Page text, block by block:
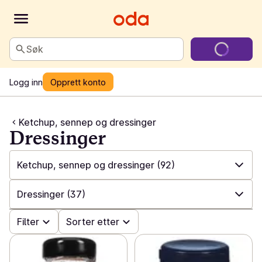
Søk
Logg inn Opprett konto
Ketchup, sennep og dressinger
Dressinger
Ketchup, sennep og dressinger (92)
✓ Alle (1332)
✓ Ferdigretter (188)
Middagshermetikk
Dressinger (37)
✓ Alle (92)
Ketchup og sennep
Filter Sorter etter